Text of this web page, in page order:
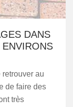
DANS
retrouver au
de faire des
très